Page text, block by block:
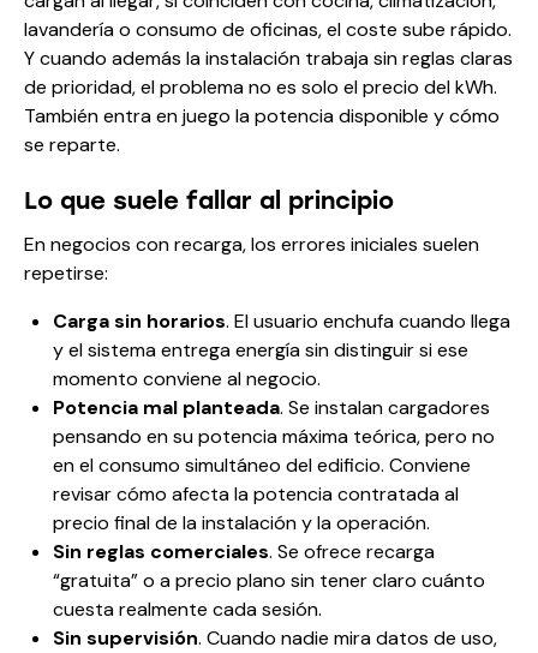
lavandería o consumo de oficinas, el coste sube rápido.
Y cuando además la instalación trabaja sin reglas claras
de prioridad, el problema no es solo el precio del kWh.
También entra en juego la potencia disponible y cómo
se reparte.
Lo que suele fallar al principio
En negocios con recarga, los errores iniciales suelen
repetirse:
Carga sin horarios. El usuario enchufa cuando llega
y el sistema entrega energía sin distinguir si ese
momento conviene al negocio.
Potencia mal planteada. Se instalan cargadores
pensando en su potencia máxima teórica, pero no
en el consumo simultáneo del edificio. Conviene
revisar cómo afecta lapotencia contratada al
precio final de la instalación y la operación.
Sin reglas comerciales. Se ofrece recarga
“gratuita” o a precio plano sin tener claro cuánto
cuesta realmente cada sesión.
Sin supervisión. Cuando nadie mira datos de uso,